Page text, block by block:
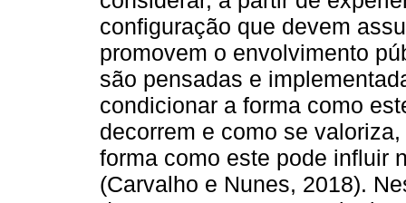
configuração que devem
promovem o envolvimento
são pensadas e
condicionar a forma como
decorrem e como se
forma como este pode influir
(Carvalho e Nunes, 2018).